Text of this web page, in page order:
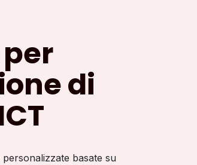
di
basate su